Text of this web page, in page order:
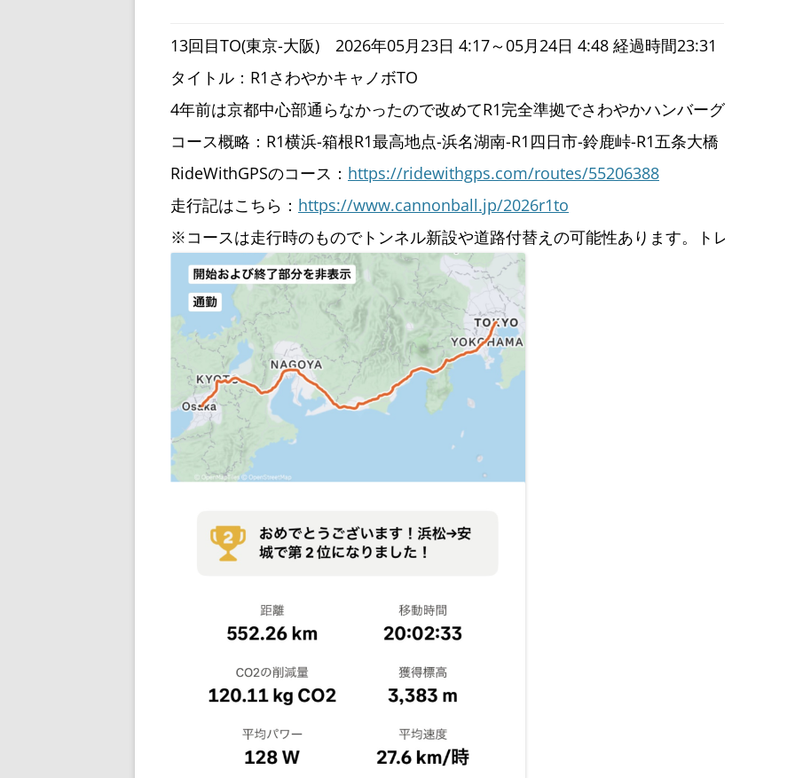
13回目TO(東京-大阪) 2026年05月23日 4:17～05月24日 4:48 経過時間23:31
タイトル：R1さわやかキャノボTO
4年前は京都中心部通らなかったので改めてR1完全準拠でさわやかハンバーグ
コース概略：R1横浜-箱根R1最高地点-浜名湖南-R1四日市-鈴鹿峠-R1五条大橋
RideWithGPSのコース： https://ridewithgps.com/routes/55206388
走行記はこちら： https://www.cannonball.jp/2026r1to
※コースは走行時のものでトンネル新設や道路付替えの可能性あります。トレースされ